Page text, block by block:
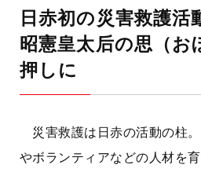
日赤初の災害救護活
昭憲皇太后の思（お
押しに
災害救護は日赤の活動の柱
やボランティアなどの人材を